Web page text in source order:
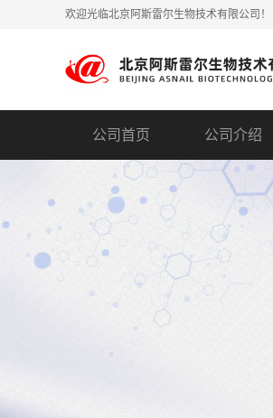
欢迎光临北京阿斯雷尔生物技术有限公司！
公司首页 公司介绍